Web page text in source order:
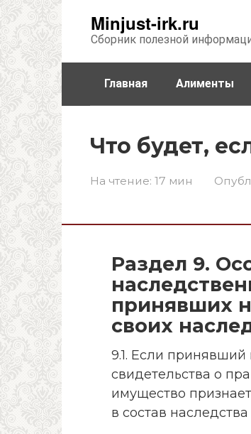
Minjust-irk.ru
Сборник полезной
Главная Алименты
Что будет,
На чтение: 17 мин
Раздел 9.
принявших
своих
9.1. Если
свидетельства о
имущество
в состав